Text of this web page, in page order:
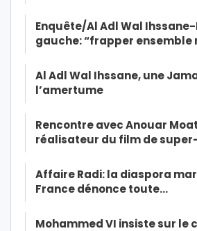
Enquête/Al Adl Wal
gauche: “frapper ensemble
Al Adl Wal Ihssane, une
l’amertume
Rencontre avec Anouar
réalisateur du film de
Affaire Radi: la diaspora
France dénonce toute…
Mohammed VI insiste sur le